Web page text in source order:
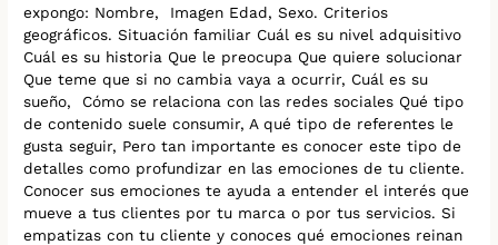
expongo: Nombre, Imagen Edad, Sexo. Criterios
geográficos. Situación familiar Cuál es su nivel adquisitivo
Cuál es su historia Que le preocupa Que quiere solucionar
Que teme que si no cambia vaya a ocurrir, Cuál es su
sueño, Cómo se relaciona con las redes sociales Qué tipo
de contenido suele consumir, A qué tipo de referentes le
gusta seguir, Pero tan importante es conocer este tipo de
detalles como profundizar en las emociones de tu cliente.
Conocer sus emociones te ayuda a entender el interés que
mueve a tus clientes por tu marca o por tus servicios. Si
empatizas con tu cliente y conoces qué emociones reinan